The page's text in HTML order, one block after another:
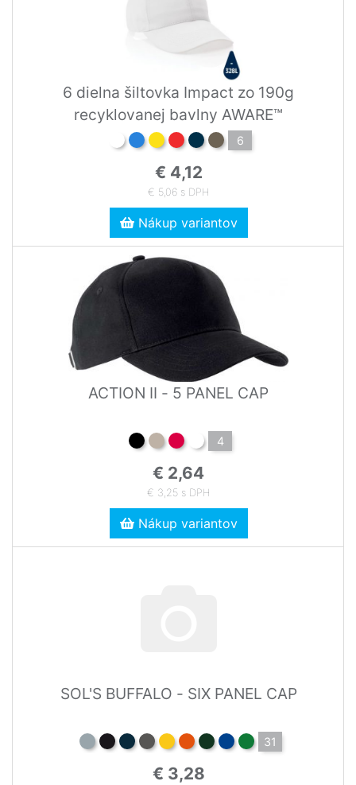
6 dielna šiltovka Impact zo 190g
recyklovanej bavlny AWARE™
6
€ 4,12
€ 5,06 s DPH
Nákup variantov
ACTION II - 5 PANEL CAP
4
€ 2,64
€ 3,25 s DPH
Nákup variantov
SOL'S BUFFALO - SIX PANEL CAP
31
€ 3,28